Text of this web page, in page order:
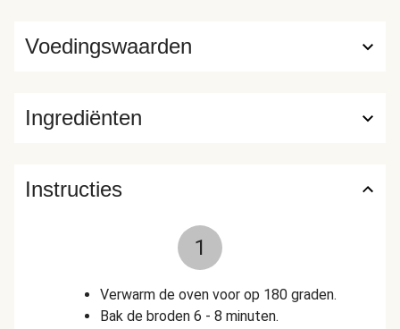
Ingrediënten
Voedingswaarden
Instructies
1
Verwarm de oven voor op 180 graden.
Bak de broden 6 - 8 minuten.